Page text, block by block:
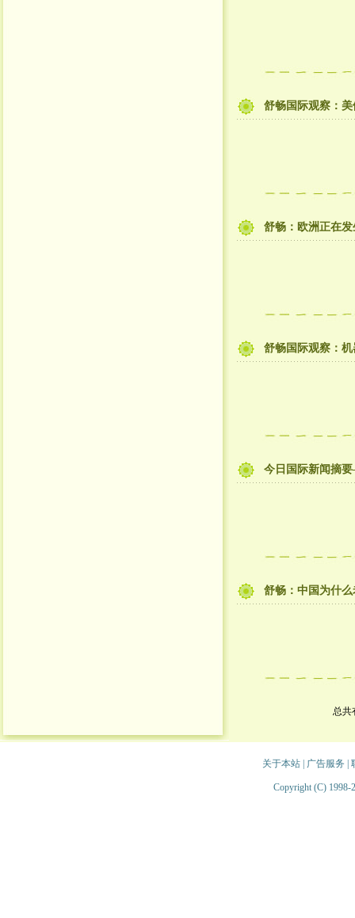
舒畅国际观察：
舒畅：欧洲正在
舒畅国际观察：
今日国际新闻摘
舒畅：中国为什
总共
关于本站| 广告服务
Copyright (C) 1998-